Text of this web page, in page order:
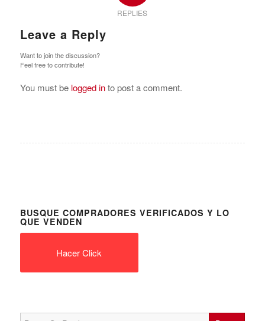
REPLIES
Leave a Reply
Want to join the discussion?
Feel free to contribute!
You must be logged into post a comment.
BUSQUE COMPRADORES VERIFICADOS Y LO
QUE VENDEN
Hacer Click
Search